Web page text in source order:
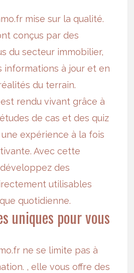
mise sur la qualité.
conçus par des
du secteur immobilier,
informations à jour et en
du terrain.
est rendu vivant grâce à
de cas et des quiz
expérience à la fois
Avec cette
des
utilisables
quotidienne.
uniques pour vous
ne se limite pas à
, elle vous offre des